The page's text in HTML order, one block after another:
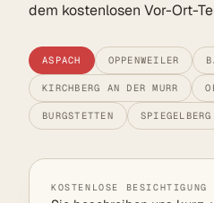
dem kostenlosen Vor-Ort-
ASPACH OPPENWEILER
KIRCHBERG AN DER MURR
BURGSTETTEN SPIEGELBERG
KOSTENLOSE BESICHTIGUNG